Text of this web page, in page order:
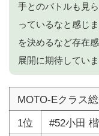
手とのバトルも見
っているなと感じ
を決めるなど存在
展開に期待していま
MOTO-Eクラス
1位
#52小田